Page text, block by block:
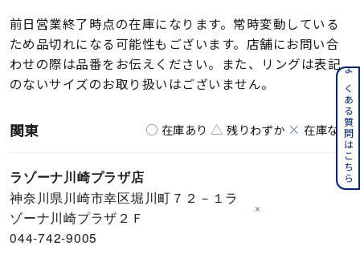
前日営業終了時点の在庫になります。常時変動している
ため品切れになる可能性もございます。店舗にお問い合
わせの際は品番をお伝えください。また、リングは表記
のないサイズのお取り扱いはございません。
○ 在庫あり △ 残りわずか × 在庫なし
関東
ラゾーナ川崎プラザ店
神奈川県川崎市幸区堀川町７２－１ラ
ゾーナ川崎プラザ２Ｆ
044-742-9005
×
よくある質問はこちら